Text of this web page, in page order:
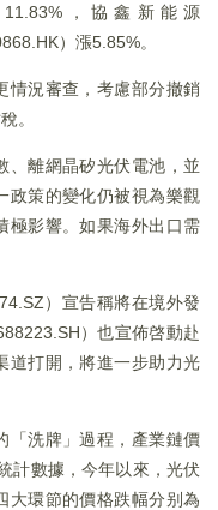
，協鑫新能源
）漲5.85%。
情況審查，考慮部分撤銷
。
、離網晶矽光伏電池，並
政策的變化仍被視為樂觀
極影響。如果海外出口需
）宣告稱將在境外發
）也宣佈啓動赴
道打開，將進一步助力光
「洗牌」過程，產業鏈價
計數據，今年以來，光伏
大環節的價格跌幅分别為